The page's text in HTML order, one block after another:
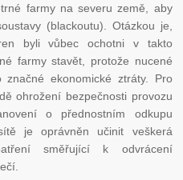
farmy na severu země, aby
(blackoutu). Otázkou je,
byli vůbec ochotni v takto
farmy stavět, protože nucené
ekonomické ztráty. Pro
ohrožení bezpečnosti provozu
o přednostním odkupu
je oprávněn učinit veškerá
směřující k odvrácení